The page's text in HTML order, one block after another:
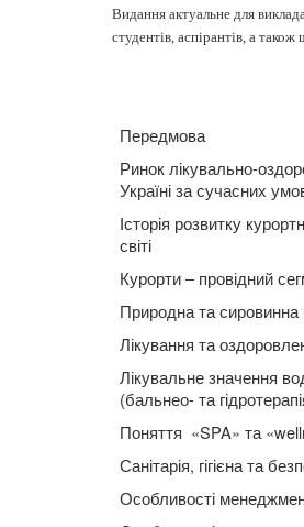
Видання актуальне для
студентів, аспірантів, а
Передмова
Ринок лікувально-
Україні за сучасних
Історія розвитку
світі
Курорти – провідний
Природна та сировинна
Лікування та
Лікувальне значення
(бальнео- та
Поняття «SPA» та «w
Санітарія, гігієна та
Особливості